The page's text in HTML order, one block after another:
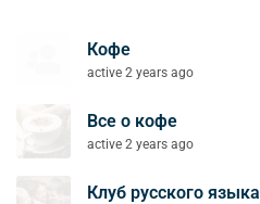
Кофе
active 2 years ago
Все о кофе
active 2 years ago
Клуб русского языка